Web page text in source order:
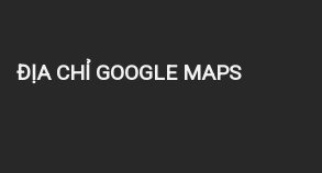
ĐỊA CHỈ GOOGLE MAPS